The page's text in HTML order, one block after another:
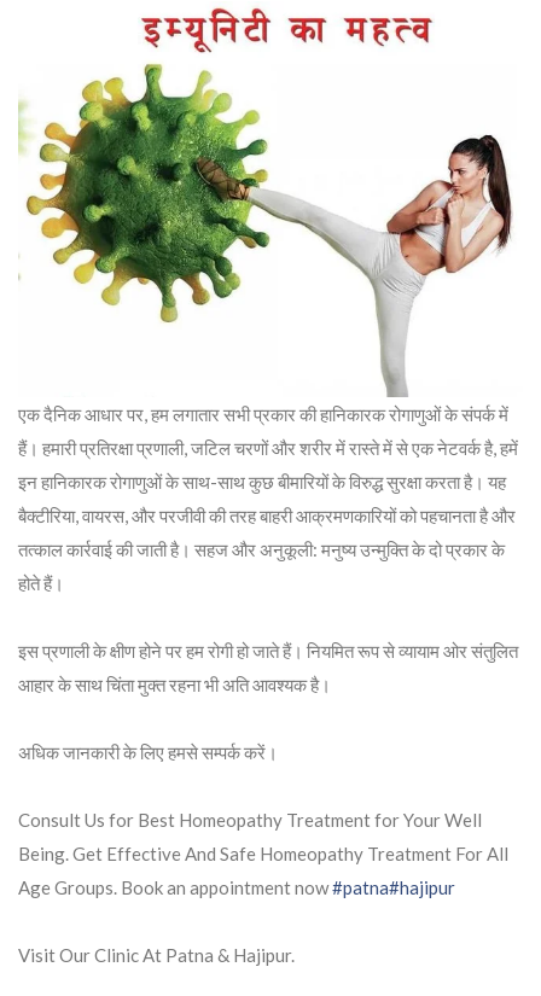
एक दैनिक आधार पर, हम लगातार सभी प्रकार की हानिकारक रोगाणुओं के संपर्क में
हैं। हमारी प्रतिरक्षा प्रणाली, जटिल चरणों और शरीर में रास्ते में से एक नेटवर्क है, हमें
इन हानिकारक रोगाणुओं के साथ-साथ कुछ बीमारियों के विरुद्ध सुरक्षा करता है। यह
बैक्टीरिया, वायरस, और परजीवी की तरह बाहरी आक्रमणकारियों को पहचानता है और
तत्काल कार्रवाई की जाती है। सहज और अनुकूली: मनुष्य उन्मुक्ति के दो प्रकार के
होते हैं।
इस प्रणाली के क्षीण होने पर हम रोगी हो जाते हैं। नियमित रूप से व्यायाम ओर संतुलित
आहार के साथ चिंता मुक्त रहना भी अति आवश्यक है।
अधिक जानकारी के लिए हमसे सम्पर्क करें।
Consult Us for Best Homeopathy Treatment for Your Well
Being. Get Effective And Safe Homeopathy Treatment For All
Age Groups. Book an appointment now#patna#hajipur
Visit Our Clinic At Patna & Hajipur.